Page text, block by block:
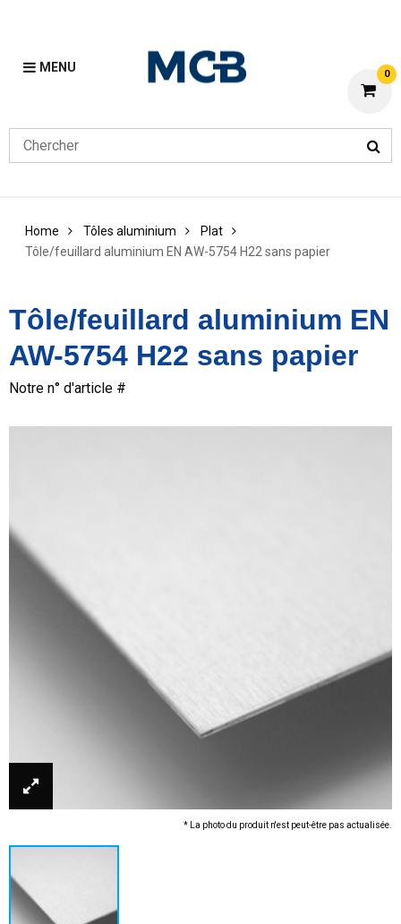
MENU 0
Home Tôles aluminium
Plat
Tôle/feuillard aluminium EN AW-5754 H22 sans papier
Tôle/feuillard aluminium EN
AW-5754 H22 sans papier
Notre n° d'article #
* La photo du produit n'est peut-être pas actualisée.